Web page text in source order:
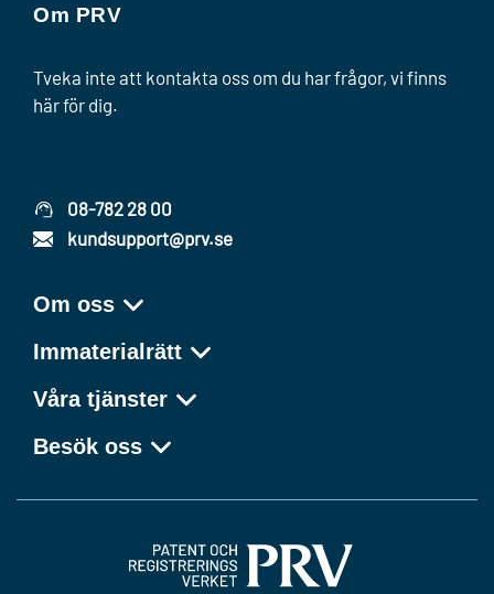
Om PRV
Tveka inte att kontakta oss om du har frågor, vi finns
här för dig.
08-782 28 00
kundsupport@prv.se
Om oss
Immaterialrätt
Våra tjänster
Besök oss